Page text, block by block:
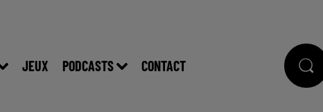
JEUX PODCASTS CONTACT